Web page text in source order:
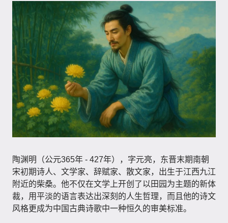
陶渊明（公元365年 - 427年）​，字元亮，东晋末期南朝
宋初期诗人、文学家、辞赋家、散文家，出生于江西九江
附近的柴桑。他不仅在文学上开创了以田园为主题的新体
裁，用平淡的语言表达出深刻的人生哲理，而且他的诗文
风格更成为中国古典诗歌中一种恒久的审美标准。